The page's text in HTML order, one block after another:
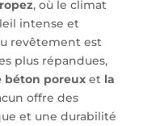
, où le climat
intense et
revêtement est
plus répandues,
béton poreuxet la
offre des
et une durabilité